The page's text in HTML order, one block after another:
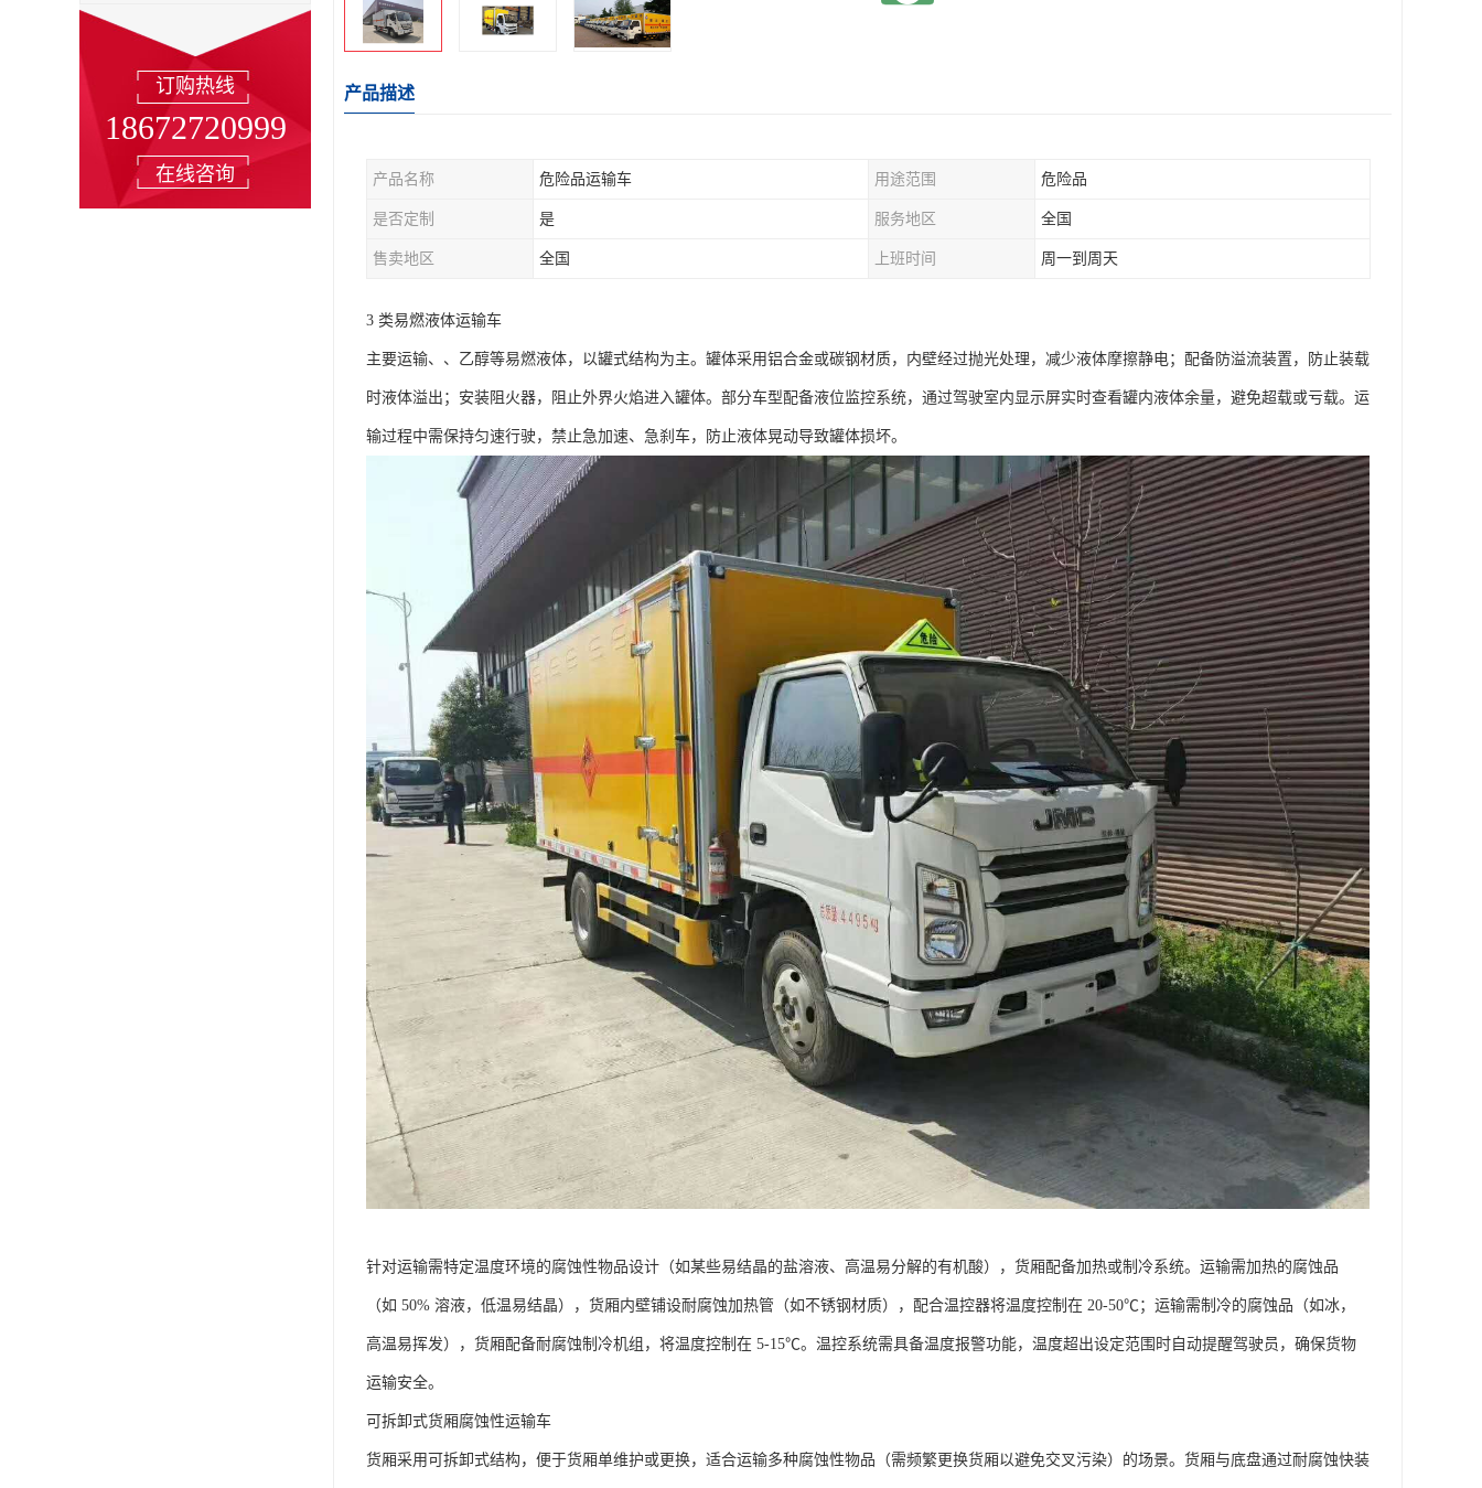
订购热线
18672720999
在线咨询
产品描述
产品名称 危险品运输车 用途范围 危险品
是否定制 是 服务地区 全国
售卖地区 全国 上班时间 周一到周天
3 类易燃液体运输车​
主要运输、、乙醇等易燃液体，以罐式结构为主。罐体采用铝合金或碳钢材质，内壁经过抛光处理，减少液体摩擦静电；配备防溢流装置，防止装载
时液体溢出；安装阻火器，阻止外界火焰进入罐体。部分车型配备液位监控系统，通过驾驶室内显示屏实时查看罐内液体余量，避免超载或亏载。运
输过程中需保持匀速行驶，禁止急加速、急刹车，防止液体晃动导致罐体损坏。​
针对运输需特定温度环境的腐蚀性物品设计（如某些易结晶的盐溶液、高温易分解的有机酸），货厢配备加热或制冷系统。运输需加热的腐蚀品
（如 50% 溶液，低温易结晶），货厢内壁铺设耐腐蚀加热管（如不锈钢材质），配合温控器将温度控制在 20-50℃；运输需制冷的腐蚀品（如冰，
高温易挥发），货厢配备耐腐蚀制冷机组，将温度控制在 5-15℃。温控系统需具备温度报警功能，温度超出设定范围时自动提醒驾驶员，确保货物
运输安全。​
可拆卸式货厢腐蚀性运输车​
货厢采用可拆卸式结构，便于货厢单维护或更换，适合运输多种腐蚀性物品（需频繁更换货厢以避免交叉污染）的场景。货厢与底盘通过耐腐蚀快装